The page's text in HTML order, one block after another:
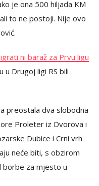
je ona 500 hiljada KM
to ne postoji. Nije ovo
ni baraž za Prvu ligu
u Drugoj ligi RS bili
preostala dva slobodna
Proleter iz Dvorova i
Dubice i Crni vrh
neće biti, s obzirom
borbe za mjesto u